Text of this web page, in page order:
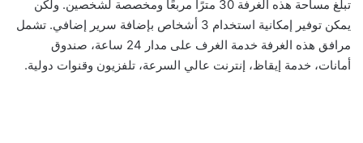
تبلغ مساحة هذه الغرفة 30 مترًا مربعًا ومخصصة لشخصين. ولكن
يمكن توفير إمكانية استخدام 3 أشخاص بإضافة سرير إضافي. تشمل
مرافق هذه الغرفة خدمة الغرف على مدار 24 ساعة، صندوق
أمانات، خدمة إيقاظ، إنترنت عالي السرعة، تلفزيون وقنوات دولية.